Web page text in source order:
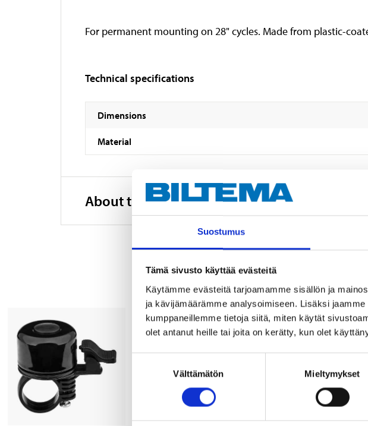
Suostumus
Tämä sivusto käyttää evästeitä
Käytämme evästeitä tarjoamamme sisällön ja
ja kävijämäärämme analysoimiseen. Lisäksi
kumppaneillemme tietoja siitä, miten käytät
olet antanut heille tai joita on kerätty, kun olet
Välttämätön Mieltymykset
For permanent mounting on 28" cycles. Made from plastic-
Technical specifications
Dimensions
Material
About the manufacturer